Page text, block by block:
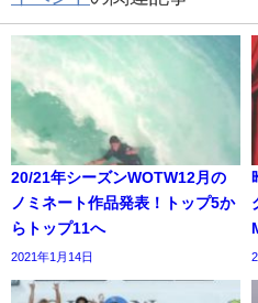
20/21年シーズンWOTW12月の
ノミネート作品発表！トップ5か
らトップ11へ
2021年1月14日